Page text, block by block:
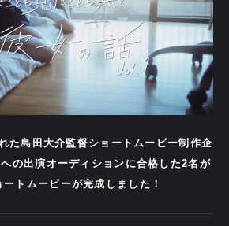
た島田大介監督ショートムービー制作企
の出演オーディションに合格した2名が
トムービーが完成しました！